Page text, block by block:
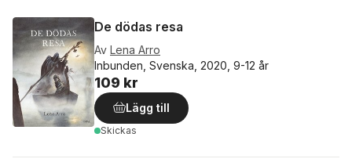
De dödas resa
Av Lena Arro
Inbunden, Svenska, 2020, 9-12 år
109 kr
Lägg till
Skickas